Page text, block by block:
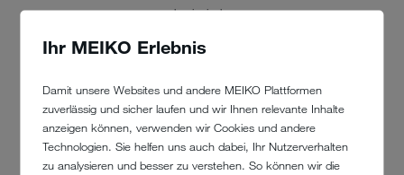
Ihr MEIKO Erlebnis
Damit unsere Websites und andere MEIKO Plattformen
zuverlässig und sicher laufen und wir Ihnen relevante Inhalte
anzeigen können, verwenden wir Cookies und andere
Technologien. Sie helfen uns auch dabei, Ihr Nutzerverhalten
zu analysieren und besser zu verstehen. So können wir die
hygienisch.
Hygiene weiter perfektioniert wird.
Indem die Materialien so ausgesucht und verarbeitet werden,
dass sie möglichst wenig Angriffflächen für Keime bieten und
leicht zu reinigen sind.